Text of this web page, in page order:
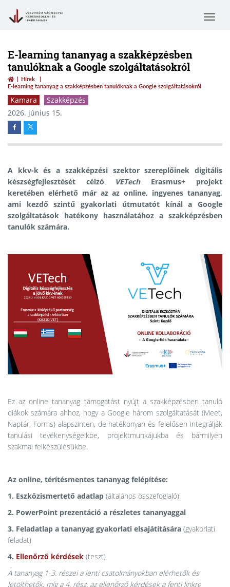
Toggle
E-learning tananyag a szakképzésben
tanulóknak a Google szolgáltatásokról
Hírek
E-learning tananyag a szakképzésben tanulóknak a Google szolgáltatásokról
Kamara
Szakképzés
2026. június 15.
A kkv-k és a szakképzési szektor szereplőinek digitális
készségfejlesztését célzó
VETechErasmus+ projekt
keretében elérhető már az az online, ingyenes tananyag,
ami kezdő szintű gyakorlati útmutatót kínál a Google
szolgáltatások hatékony használatához a szakképzésben
tanulók számára.
Ez az online tananyag támogatást nyújt a szakképzésben tanuló
diákok számára ahhoz, hogy a Google három szolgáltatását (Meet,
Naptár, Forms) alapszinten, de hatékonyan és felelősen integrálják
tanulási tevékenységeikbe, projektmunkájukba és bármilyen
szakmai felkészülésükbe.
Az online, térítésmentes tananyag felépítése:
1. Eszközismertető adatlap (általános összefoglaló)
2. PowerPoint prezentáció a részletes tananyaggal
3. Feladatlap a tananyag gyakorlati elsajátítására (gyakorlati
feladat)
4. Ellenőrző kérdések (teszt)
A tananyag 1-3. részei a lenti csatolmányokban elérhetők és
letölthetők, míg a 4. rész, az ellenőrző kérdések a fenti linkre